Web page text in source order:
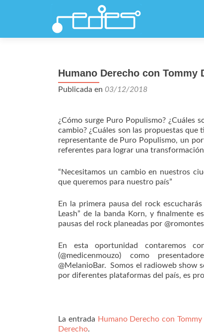
Humano Derecho con
Publicada en 03/12/2018
¿Cómo surge Puro Populismo? ¿Cuáles
cambio? ¿Cuáles son las propuestas
representante de Puro Populismo, un
referentes para lograr una
“Necesitamos un cambio en nuestros
que queremos para nuestro país”
En la primera pausa del rock
Leash” de la banda Korn, y finalmente
pausas del rock planeadas por
En esta oportunidad contaremos
(@medicenmouzo) como
@MelanioBar. Somos el radioweb show
por diferentes plataformas del país, es
La entrada Humano Derecho con
Derecho.